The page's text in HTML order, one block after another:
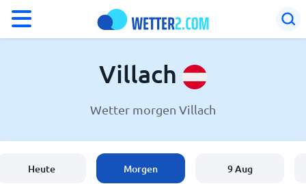
Wetter in Villach
Villach
Wetter morgen Villach
Heute Morgen 9 Aug